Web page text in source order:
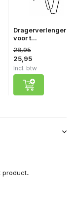
Dragerverlenger
voor t...
28,95
25,95
Incl. btw
product..